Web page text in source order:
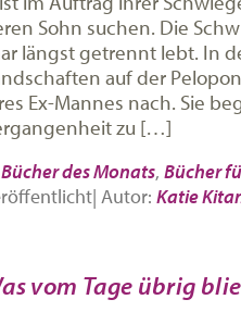
Sohn suchen. Die
längst getrennt lebt. In
auf der
Ex-Mannes nach. Sie
zu […]
Bücher des Monats, Bücher
| Autor: Katie
vom Tage übrig